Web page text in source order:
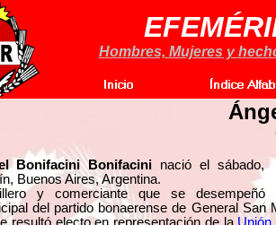
Hombres, Mujeres y
Bonifacini Bonifacini nació el sábado,
Buenos Aires, Argentina.
y comerciante que se desempeñó
del partido bonaerense de General San